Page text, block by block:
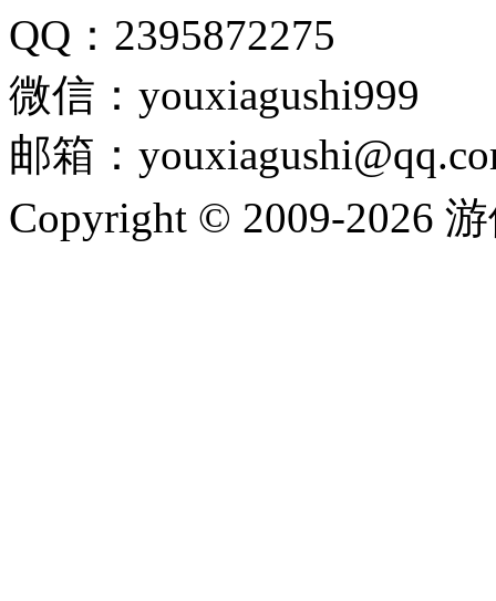
QQ：2395872275
微信：youxiagushi999
邮箱：
Copyright © 2009-2026